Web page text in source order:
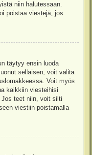
niin halutessaan.
poistaa viestejä, jos
täytyy ensin luoda
sellaisen, voit valita
Voit myös
kaikkiin viesteihisi
teet niin, voit silti
viestiin poistamalla